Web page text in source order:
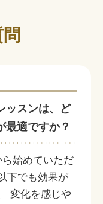
ッスンは、ど
最適ですか？
始めていただ
下でも効果が
変化を感じや